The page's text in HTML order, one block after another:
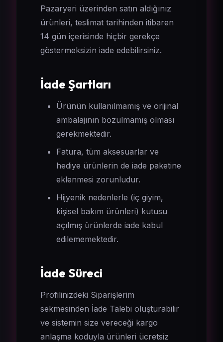
Pazaryeri üzerinden satın aldığınız
ürünleri, teslimat tarihinden itibaren
14 gün içerisinde hiçbir gerekçe
göstermeksizin iade edebilirsiniz.
İade Şartları
Ürünün kullanılmamış ve orijinal
ambalajının bozulmamış olması
gerekmektedir.
Fatura, tüm aksesuarlar ve
hediye ürünlerin de iade paketine
eklenmesi zorunludur.
Hijyenik nedenlerle (iç giyim,
kişisel bakım ürünleri) kutusu
açılmış ürünlerde iade kabul
edilememektedir.
İade Süreci
Profilinizdeki Siparişlerim
sekmesinden İade Talebi oluşturabilir
ve sistemin size vereceği kargo
anlaşma koduyla ürünleri ücretsiz